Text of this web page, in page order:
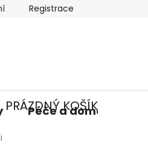
Registrace
PRÁZDNÝ KOŠÍK
Péče a domácnost